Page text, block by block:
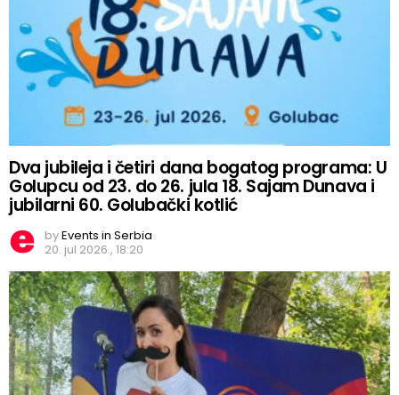
Dva jubileja i četiri dana bogatog programa: U
Golupcu od 23. do 26. jula 18. Sajam Dunava i
jubilarni 60. Golubački kotlić
byEvents in Serbia
20. jul 2026., 18:20